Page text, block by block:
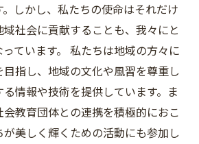
しかし、私たちの使命はそれだけ
社会に貢献することも、我々にと
ています。 私たちは地域の方々に
指し、地域の文化や風習を尊重し
情報や技術を提供しています。ま
教育団体との連携を積極的におこ
美しく輝くための活動にも参加し